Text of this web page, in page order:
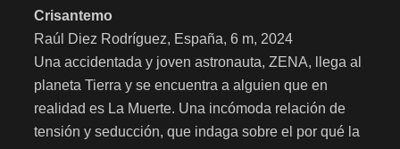
Crisantemo
Raúl Diez Rodríguez, España, 6 m, 2024
Una accidentada y joven astronauta, ZENA, llega al
planeta Tierra y se encuentra a alguien que en
realidad es La Muerte. Una incómoda relación de
tensión y seducción, que indaga sobre el por qué la